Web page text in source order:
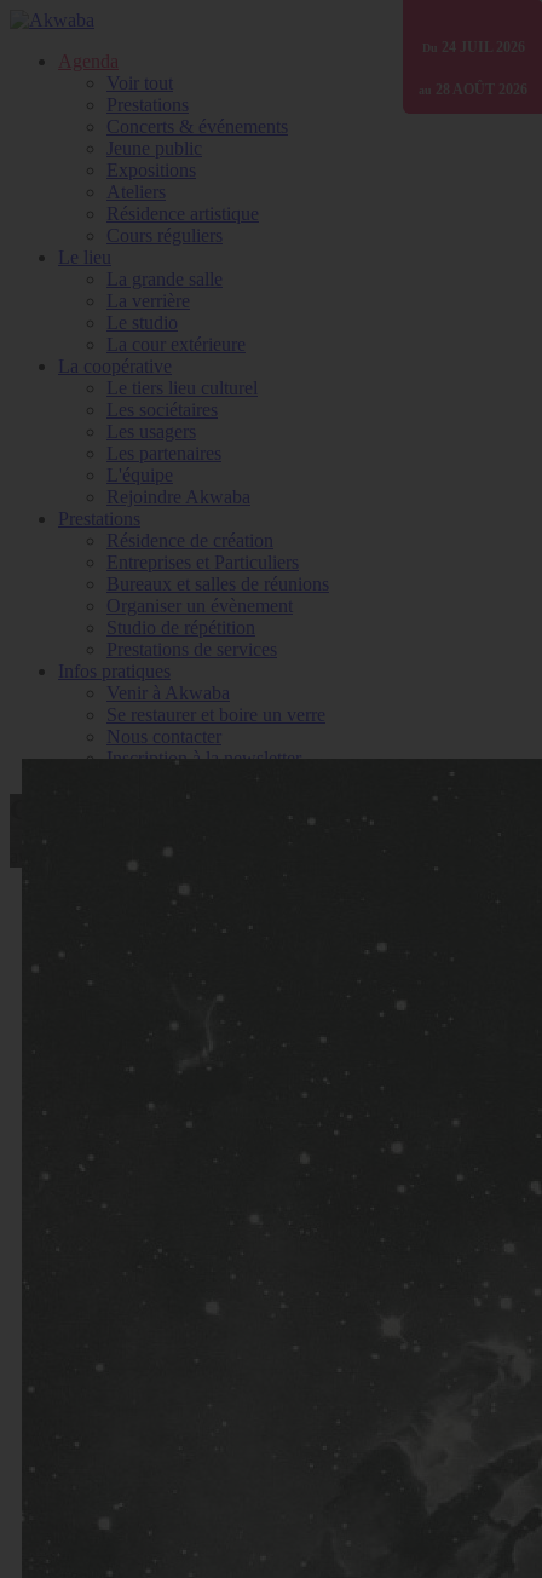
Agenda
Voir tout
Prestations
Concerts & événements
Jeune public
Expositions
Ateliers
Résidence artistique
Cours réguliers
Le lieu
La grande salle
La verrière
Le studio
La cour extérieure
La coopérative
Le tiers lieu culturel
Les sociétaires
Les usagers
Les partenaires
L'équipe
Rejoindre Akwaba
Prestations
Résidence de création
Entreprises et Particuliers
Bureaux et salles de réunions
Organiser un évènement
Studio de répétition
Prestations de services
Infos pratiques
Venir à Akwaba
Se restaurer et boire un verre
Nous contacter
Inscription à la newsletter
Du 01 JANV 2025
au 31 DÉC 2026
Du 30 JUIN 2026
au 31 DÉC 2026
Du 24 JUIL 2026
au 07 AOÛT 2026
Du 24 JUIL 2026
au 07 AOÛT 2026
Du 24 JUIL 2026
au 28 AOÛT 2026